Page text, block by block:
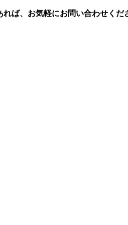
れば、お気軽にお問い合わせくだ